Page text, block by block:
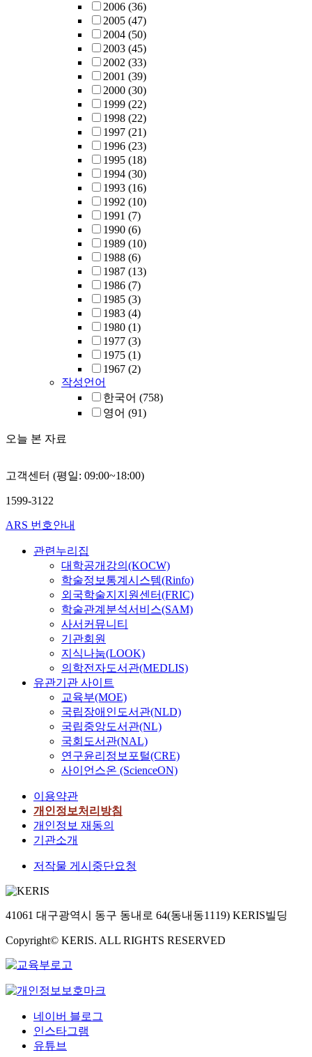
2006 (36)
2005 (47)
2004 (50)
2003 (45)
2002 (33)
2001 (39)
2000 (30)
1999 (22)
1998 (22)
1997 (21)
1996 (23)
1995 (18)
1994 (30)
1993 (16)
1992 (10)
1991 (7)
1990 (6)
1989 (10)
1988 (6)
1987 (13)
1986 (7)
1985 (3)
1983 (4)
1980 (1)
1977 (3)
1975 (1)
1967 (2)
작성언어
한국어 (758)
영어 (91)
오늘 본 자료
고객센터 (평일: 09:00~18:00)
1599-3122
ARS 번호안내
관련누리집
대학공개강의(KOCW)
학술정보통계시스템(Rinfo)
외국학술지지원센터(FRIC)
학술관계분석서비스(SAM)
사서커뮤니티
기관회원
지식나눔(LOOK)
의학전자도서관(MEDLIS)
유관기관 사이트
교육부(MOE)
국립장애인도서관(NLD)
국립중앙도서관(NL)
국회도서관(NAL)
연구윤리정보포털(CRE)
사이언스온 (ScienceON)
이용약관
개인정보처리방침
개인정보 재동의
기관소개
저작물 게시중단요청
41061 대구광역시 동구 동내로 64(동내동1119) KERIS빌딩
Copyright© KERIS. ALL RIGHTS RESERVED
네이버 블로그
인스타그램
유튜브